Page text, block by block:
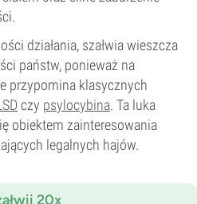
działania, szałwia wieszcza
państw, ponieważ na
przypomina klasycznych
czy psylocybina. Ta luka
obiektem zainteresowania
legalnych hajów.
20x